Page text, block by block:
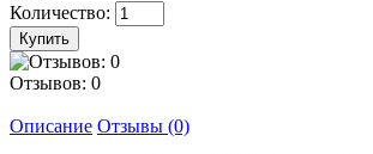
Количество:
Отзывов: 0
Описание Отзывы (0)